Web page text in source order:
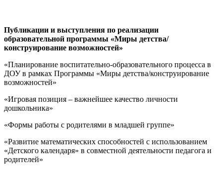
Публикации и выступления по реализации
образовательной программы «Миры детства/
конструирование возможностей»
«Планирование воспитательно-образовательного процесса в
ДОУ в рамках Программы «Миры детства/конструирование
возможностей»
«Игровая позиция – важнейшее качество личности
дошкольника»
«Формы работы с родителями в младшей группе»
«Развитие математических способностей с использованием
«Детского календаря» в совместной деятельности педагога и
родителей»